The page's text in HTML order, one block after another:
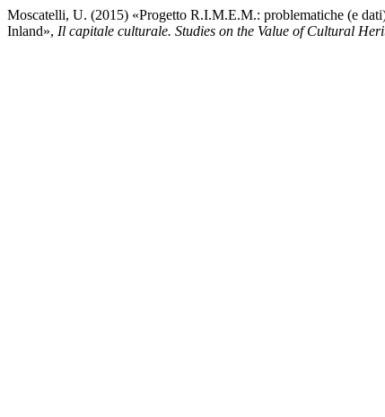
Moscatelli, U. (2015) «Progetto R.I.M.E.M.: problematiche (e
Inland», Il capitale culturale. Studies on the Value of Cultural